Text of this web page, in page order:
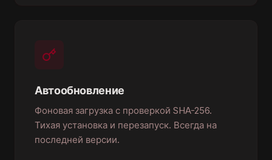
Автообновление
Фоновая загрузка с проверкой SHA-256.
Тихая установка и перезапуск. Всегда на
последней версии.